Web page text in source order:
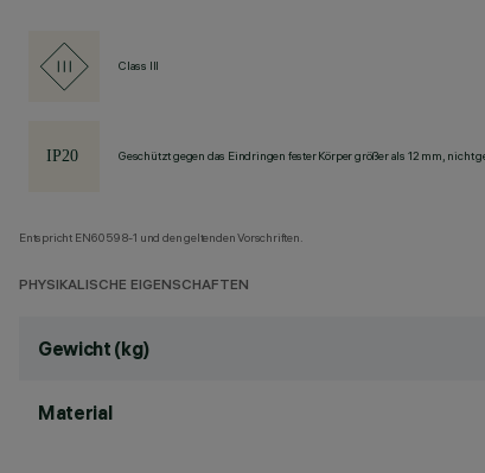
Class III
Geschützt gegen das Eindringen fester Körper größer als 12 mm, nicht
Entspricht EN60598-1 und den geltenden Vorschriften.
PHYSIKALISCHE EIGENSCHAFTEN
Gewicht (kg)
Material